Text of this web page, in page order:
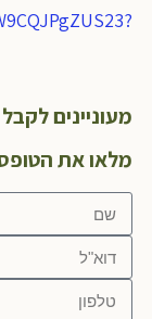
מעוניינים
מלאו את הטופס